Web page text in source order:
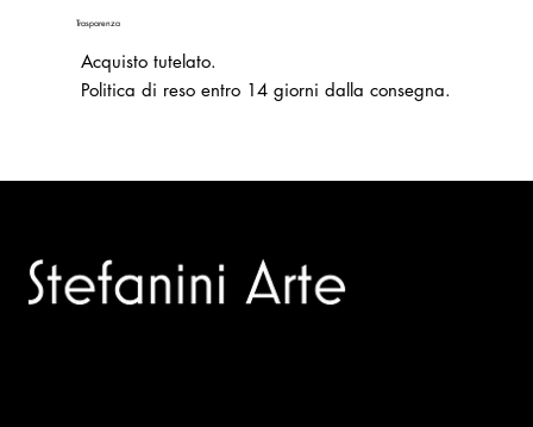
Trasparenza
Acquisto tutelato.
Politica di reso entro 14 giorni dalla consegna.